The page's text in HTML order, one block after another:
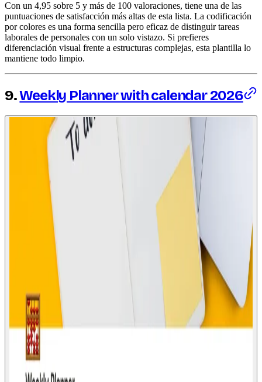
Con un 4,95 sobre 5 y más de 100 valoraciones, tiene una de las
puntuaciones de satisfacción más altas de esta lista. La codificación
por colores es una forma sencilla pero eficaz de distinguir tareas
laborales de personales con un solo vistazo. Si prefieres
diferenciación visual frente a estructuras complejas, esta plantilla lo
mantiene todo limpio.
9.Weekly Planner with calendar 2026